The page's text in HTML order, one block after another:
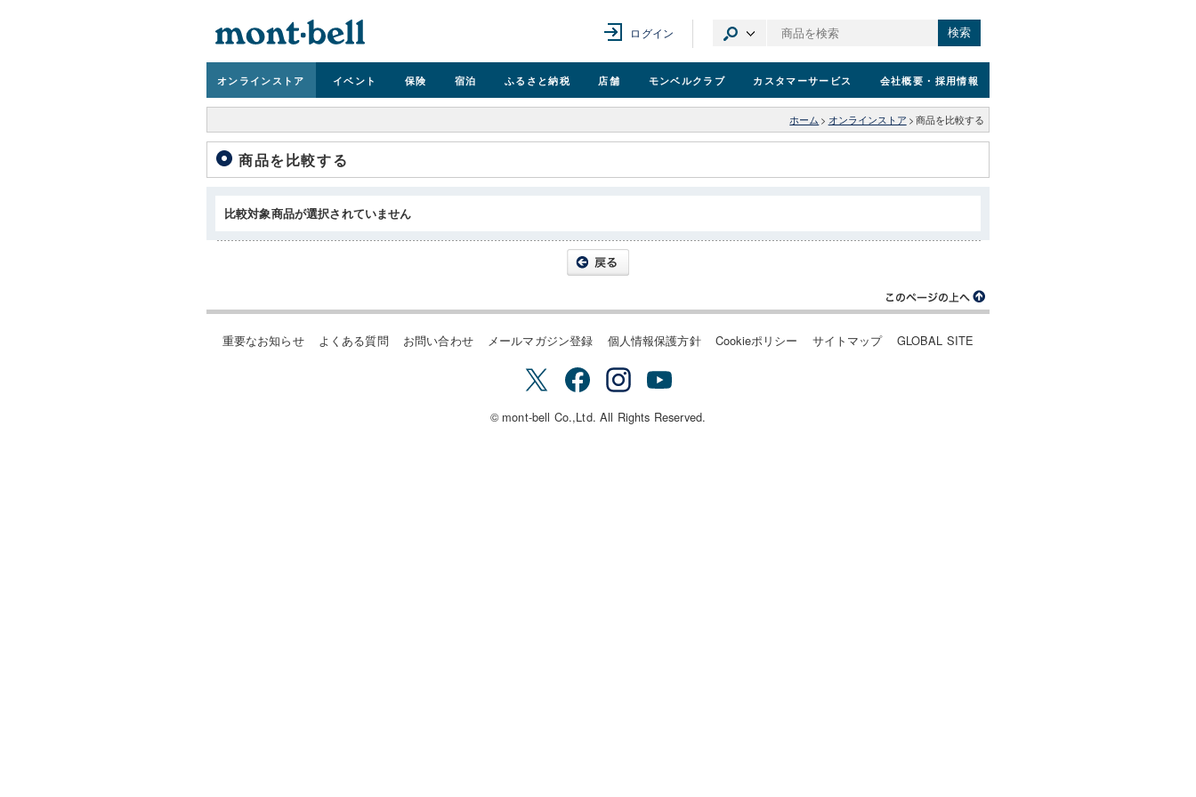
ログイン 検索
オンラインストア イベント 保険 宿泊 ふるさと納税 店舗 モンベルクラブ カスタマーサービス 会社概要 ・採用情報
ホーム > オンラインストア > 商品を比較する
商品を比較する
比較対象商品が選択されていません
重要なお知らせ よくある質問 お問い合わせ メールマガジン登録 個人情報保護方針 Cookieポリシー サイトマップ GLOBAL SITE
© mont-bell Co.,Ltd. All Rights Reserved.